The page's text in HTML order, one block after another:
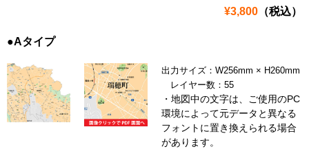
¥3,800 （税込）
●Aタイプ
出力サイズ：W256mm × H260mm
レイヤー数：55
・地図中の文字は、ご使用のPC
環境によって元データと異なる
フォントに置き換えられる場合
があります。